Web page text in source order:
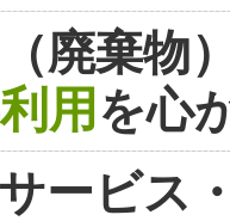
廃棄物
用を心
ービス